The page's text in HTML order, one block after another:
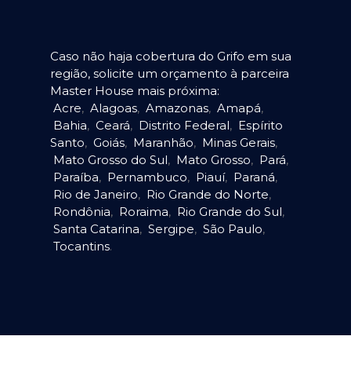
Caso não haja cobertura do Grifo em sua
região, solicite um orçamento à parceira
Master House mais próxima:
Acre, Alagoas, Amazonas, Amapá,
Bahia, Ceará, Distrito Federal, Espírito
Santo, Goiás, Maranhão, Minas Gerais,
Mato Grosso do Sul, Mato Grosso, Pará,
Paraíba, Pernambuco, Piauí, Paraná,
Rio de Janeiro, Rio Grande do Norte,
Rondônia, Roraima, Rio Grande do Sul,
Santa Catarina, Sergipe, São Paulo,
Tocantins.